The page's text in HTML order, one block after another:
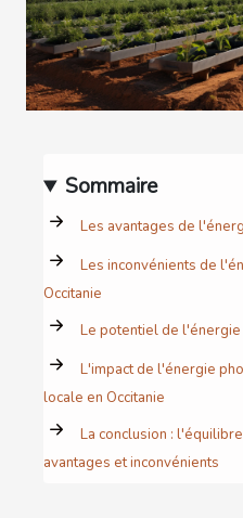
Sommaire
Les avantages de
Les inconvénients de
Occitanie
Le potentiel de
L'impact de l'énergie
locale en Occitanie
La conclusion :
avantages et inconvénients